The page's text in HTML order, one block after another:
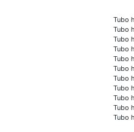
Tubo
Tubo
Tubo
Tubo
Tubo
Tubo
Tubo
Tubo
Tubo
Tubo
Tubo